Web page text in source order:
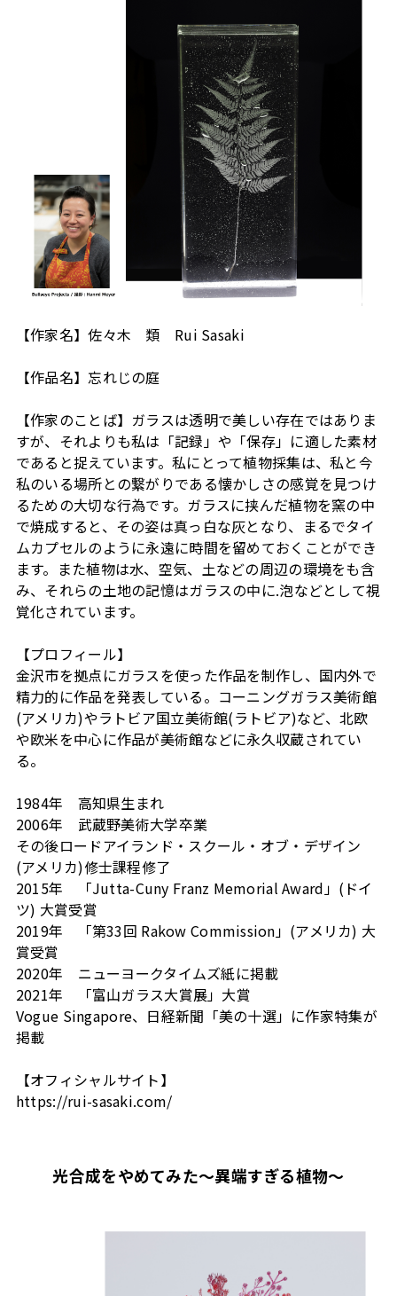
【作家名】佐々木 類 Rui Sasaki
【作品名】忘れじの庭
【作家のことば】ガラスは透明で美しい存在ではありま
すが、それよりも私は「記録」や「保存」に適した素材
であると捉えています。私にとって植物採集は、私と今
私のいる場所との繋がりである懐かしさの感覚を見つけ
るための大切な行為です。ガラスに挟んだ植物を窯の中
で焼成すると、その姿は真っ白な灰となり、まるでタイ
ムカプセルのように永遠に時間を留めておくことができ
ます。また植物は水、空気、土などの周辺の環境をも含
み、それらの土地の記憶はガラスの中に.泡などとして視
覚化されています。
【プロフィール】
金沢市を拠点にガラスを使った作品を制作し、国内外で
精力的に作品を発表している。コーニングガラス美術館
(アメリカ)やラトビア国立美術館(ラトビア)など、北欧
や欧米を中心に作品が美術館などに永久収蔵されてい
る。
1984年 高知県生まれ
2006年 武蔵野美術大学卒業
その後ロードアイランド・スクール・オブ・デザイン
(アメリカ)修士課程修了
2015年 「Jutta-Cuny Franz Memorial Award」(ドイ
ツ) 大賞受賞
2019年 「第33回 Rakow Commission」(アメリカ) 大
賞受賞
2020年 ニューヨークタイムズ紙に掲載
2021年 「富山ガラス大賞展」大賞
Vogue Singapore、日経新聞「美の十選」に作家特集が
掲載
【オフィシャルサイト】
https://rui-sasaki.com/
光合成をやめてみた～異端すぎる植物～